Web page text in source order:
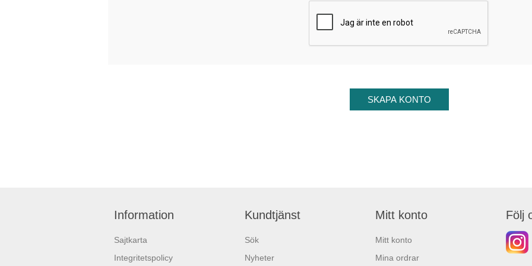
Information
Sajtkarta
Integritetspolicy
Kundtjänst
Sök
Nyheter
Mitt konto
Mitt konto
Mina ordrar
Följ